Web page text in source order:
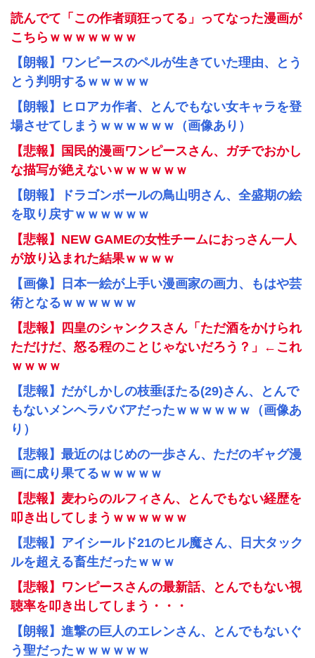
読んでて「この作者頭狂ってる」ってなった漫画が
こちらｗｗｗｗｗｗｗ
【朗報】ワンピースのペルが生きていた理由、とう
とう判明するｗｗｗｗｗ
【朗報】ヒロアカ作者、とんでもない女キャラを登
場させてしまうｗｗｗｗｗｗ（画像あり）
【悲報】国民的漫画ワンピースさん、ガチでおかし
な描写が絶えないｗｗｗｗｗｗ
【朗報】ドラゴンボールの鳥山明さん、全盛期の絵
を取り戻すｗｗｗｗｗｗ
【悲報】NEW GAMEの女性チームにおっさん一人
が放り込まれた結果ｗｗｗｗ
【画像】日本一絵が上手い漫画家の画力、もはや芸
術となるｗｗｗｗｗｗ
【悲報】四皇のシャンクスさん「ただ酒をかけられ
ただけだ、怒る程のことじゃないだろう？」←これ
ｗｗｗｗ
【悲報】だがしかしの枝垂ほたる(29)さん、とんで
もないメンヘラババアだったｗｗｗｗｗｗ（画像あ
り）
【悲報】最近のはじめの一歩さん、ただのギャグ漫
画に成り果てるｗｗｗｗｗ
【悲報】麦わらのルフィさん、とんでもない経歴を
叩き出してしまうｗｗｗｗｗｗ
【悲報】アイシールド21のヒル魔さん、日大タック
ルを超える畜生だったｗｗｗ
【悲報】ワンピースさんの最新話、とんでもない視
聴率を叩き出してしまう・・・
【朗報】進撃の巨人のエレンさん、とんでもないぐ
う聖だったｗｗｗｗｗｗ